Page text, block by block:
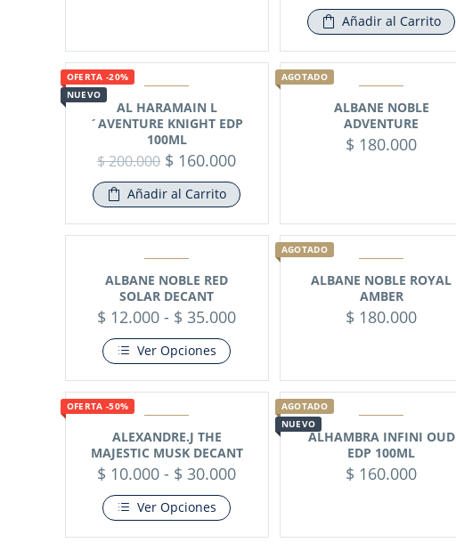
Añadir al Carrito
OFERTA -20%
NUEVO
AL HARAMAIN L
´AVENTURE KNIGHT EDP
100ML
$200.000 $ 160.000
Añadir al Carrito
AGOTADO
ALBANE NOBLE
ADVENTURE
$ 180.000
ALBANE NOBLE RED
SOLAR DECANT
$ 12.000 - $ 35.000
Ver Opciones
AGOTADO
ALBANE NOBLE ROYAL
AMBER
$ 180.000
OFERTA -50%
ALEXANDRE.J THE
MAJESTIC MUSK DECANT
$ 10.000 - $ 30.000
Ver Opciones
AGOTADO
NUEVO
ALHAMBRA INFINI OUD
EDP 100ML
$ 160.000